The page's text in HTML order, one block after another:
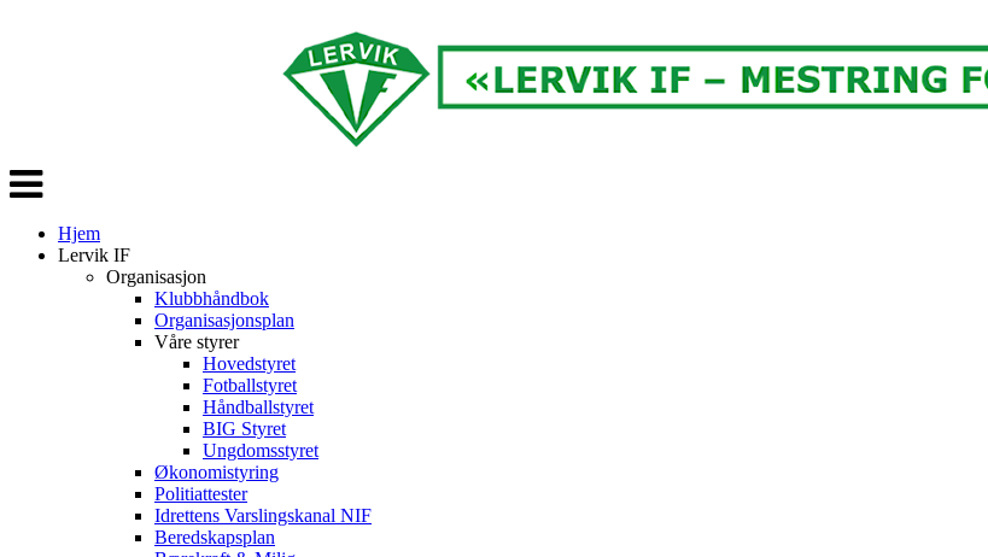
Veksle
navigasjon
Hjem
Lervik IF
Organisasjon
Klubbhåndbok
Organisasjonsplan
Våre styrer
Hovedstyret
Fotballstyret
Håndballstyret
BIG Styret
Ungdomsstyret
Økonomistyring
Politiattester
Idrettens Varslingskanal NIF
Beredskapsplan